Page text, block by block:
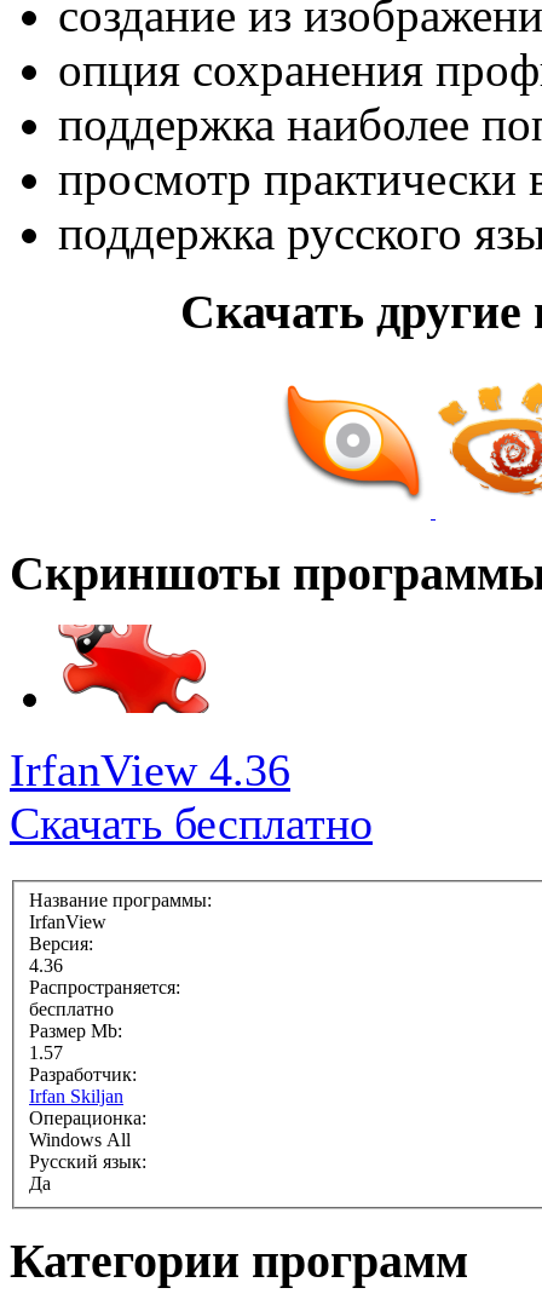
создание из
опция сохранения
поддержка наиболее
просмотр практически
поддержка русского
Скачать
Скриншоты
IrfanView 4.36
Скачать бесплатно
Название программы:
IrfanView
Версия:
4.36
Распространяется:
бесплатно
Размер Mb:
1.57
Разработчик:
Irfan Skiljan
Операционка:
Windows All
Русский язык:
Да
Категории программ